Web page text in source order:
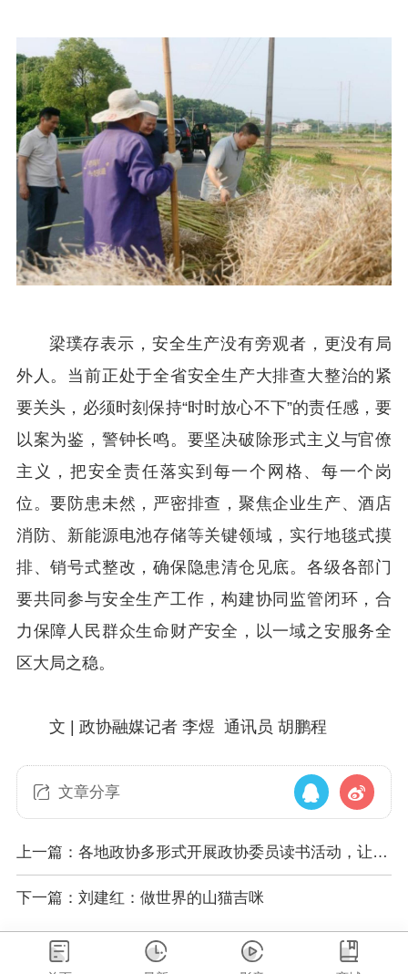
梁璞存表示，安全生产没有旁观者，更没有局
外人。当前正处于全省安全生产大排查大整治的紧
要关头，必须时刻保持“时时放心不下”的责任感，要
以案为鉴，警钟长鸣。要坚决破除形式主义与官僚
主义，把安全责任落实到每一个网格、每一个岗
位。要防患未然，严密排查，聚焦企业生产、酒店
消防、新能源电池存储等关键领域，实行地毯式摸
排、销号式整改，确保隐患清仓见底。各级各部门
要共同参与安全生产工作，构建协同监管闭环，合
力保障人民群众生命财产安全，以一域之安服务全
区大局之稳。
文 | 政协融媒记者 李煜 通讯员 胡鹏程
文章分享
上一篇：各地政协多形式开展政协委员读书活动，让书
香成为履职鲜明底色
下一篇：刘建红：做世界的山猫吉咪